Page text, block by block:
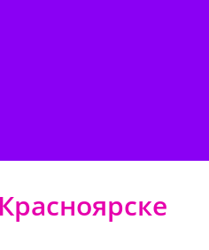
Красноярске